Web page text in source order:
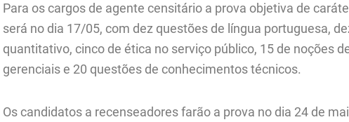
Para os cargos de agente censitário a prova objetiva de cará
será no dia 17/05, com dez questões de língua portuguesa,
quantitativo, cinco de ética no serviço público, 15 de noções
gerenciais e 20 questões de conhecimentos técnicos.
Os candidatos a recenseadores farão a prova no dia 24 de